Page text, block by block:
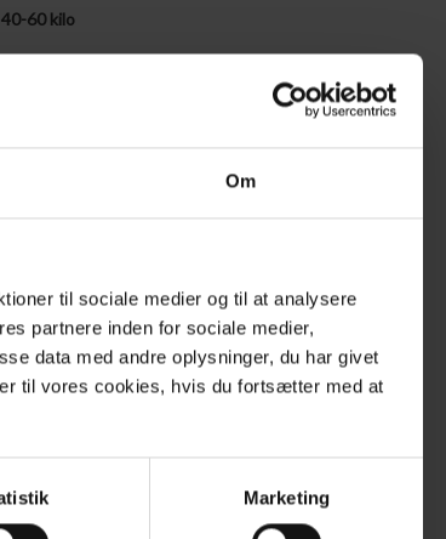
Om
til sociale medier og til at analysere
partnere inden for sociale medier,
data med andre oplysninger, du har givet
til vores cookies, hvis du fortsætter med at
Marketing
60 kilo
indsendt til os senest 3 dage før turens start
*